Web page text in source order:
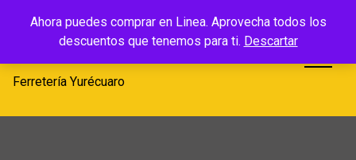
Ahora puedes comprar en Linea. Aprovecha todos los
descuentos que tenemos para ti. Descartar
Ferretería
Yurécuaro
Ferretería Yurécuaro